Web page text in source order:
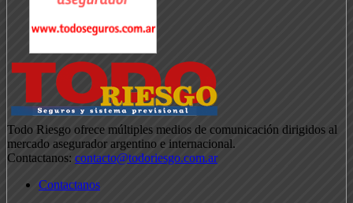
Todo Riesgo ofrece múltiples medios de comunicación dirigidos al
mercado asegurador argentino e internacional.
Contactanos: contacto@todoriesgo.com.ar
Contactanos